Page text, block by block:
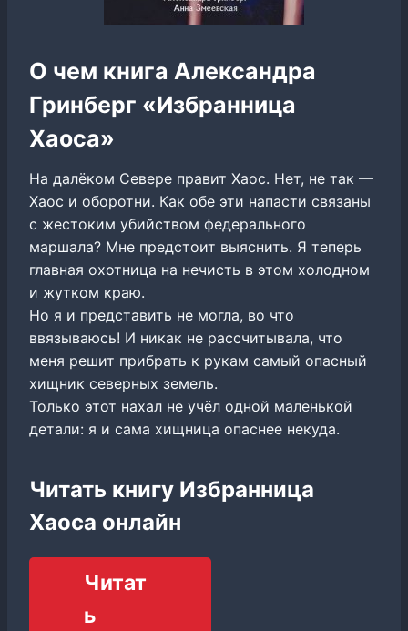
О чем книга Александра
Гринберг «Избранница
Хаоса»
На далёком Севере правит Хаос. Нет, не так —
Хаос и оборотни. Как обе эти напасти связаны
с жестоким убийством федерального
маршала? Мне предстоит выяснить. Я теперь
главная охотница на нечисть в этом холодном
и жутком краю.
Но я и представить не могла, во что
ввязываюсь! И никак не рассчитывала, что
меня решит прибрать к рукам самый опасный
хищник северных земель.
Только этот нахал не учёл одной маленькой
детали: я и сама хищница опаснее некуда.
Читать книгу Избранница
Хаоса онлайн
Читат
ь